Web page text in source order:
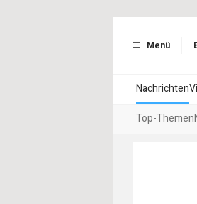
Menü
Nachrichten
Top-Themen